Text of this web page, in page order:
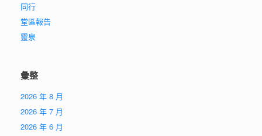
同行
堂區報告
靈泉
彙整
2026 年 8 月
2026 年 7 月
2026 年 6 月